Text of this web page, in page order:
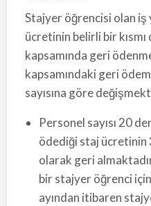
Stajyer öğrencisi olan
ücretinin belirli bir
kapsamında geri
kapsamındaki geri
sayısına göre
Personel sayısı 20
ödediği staj ücretinin
olarak geri
bir stajyer öğrenci
ayından itibaren